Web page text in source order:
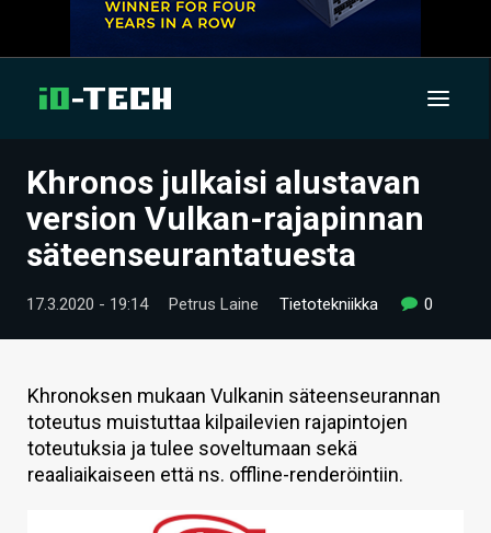
UUTISET
ARTIKKELIT
VIDEOT
TECHBBS
TIETOA
HINTA.FI
KAUPPA
Khronos julkaisi alustavan
version Vulkan-rajapinnan
säteenseurantatuesta
17.3.2020 - 19:14 Petrus Laine Tietotekniikka 0
Khronoksen mukaan Vulkanin säteenseurannan
toteutus muistuttaa kilpailevien rajapintojen
toteutuksia ja tulee soveltumaan sekä
reaaliaikaiseen että ns. offline-renderöintiin.